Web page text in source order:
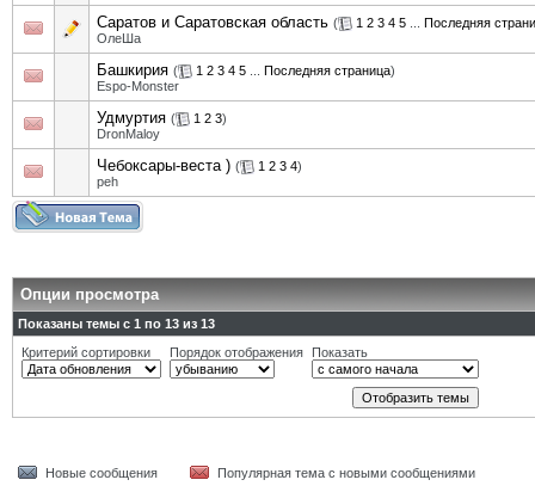
Саратов и Саратовская область ( 1 2 3 4 5
Последняя
ОлеШа
Башкирия ( 1 2 3 4 5 Последняя страница)
Espo-Monster
Удмуртия ( 1 2 3)
DronMaloy
Чебоксары-веста ) ( 1 2 3 4)
peh
Опции просмотра
Показаны темы с 1 по 13 из 13
Критерий сортировки
Порядок отображения Показать
Новые сообщения
Популярная тема с новыми сообщениями